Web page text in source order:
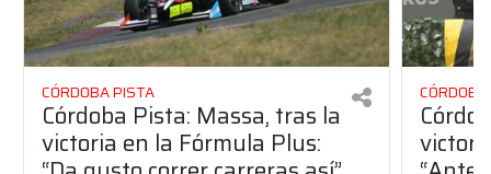
CÓRDOBA PISTA
Córdoba Pista: Massa, tras la
victoria en la Fórmula Plus: